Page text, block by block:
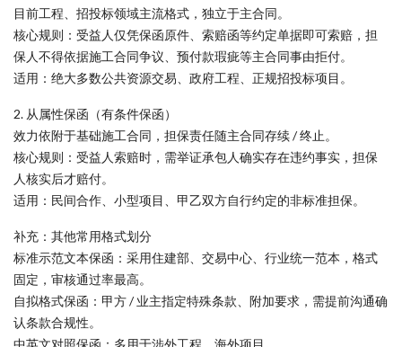
目前工程、招投标领域主流格式，独立于主合同。
核心规则：受益人仅凭保函原件、索赔函等约定单据即可索赔，担
保人不得依据施工合同争议、预付款瑕疵等主合同事由拒付。
适用：绝大多数公共资源交易、政府工程、正规招投标项目。
2. 从属性保函（有条件保函）
效力依附于基础施工合同，担保责任随主合同存续 / 终止。
核心规则：受益人索赔时，需举证承包人确实存在违约事实，担保
人核实后才赔付。
适用：民间合作、小型项目、甲乙双方自行约定的非标准担保。
补充：其他常用格式划分
标准示范文本保函：采用住建部、交易中心、行业统一范本，格式
固定，审核通过率最高。
自拟格式保函：甲方 / 业主指定特殊条款、附加要求，需提前沟通确
认条款合规性。
中英文对照保函：多用于涉外工程、海外项目。